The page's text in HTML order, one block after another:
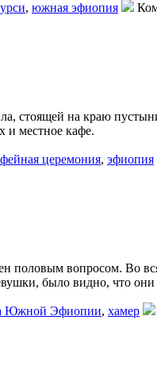
, южная эфиопия
стоящей на краю
и местное кафе.
церемония, эфиопия
вопросом. Во
было видно, что
Южной Эфиопии, хамер